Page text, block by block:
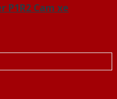
P1R2 Cam xe